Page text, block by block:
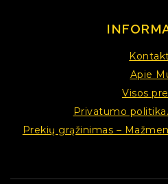
Apie
Visos
Privatumo
Prekių grąžinimas –